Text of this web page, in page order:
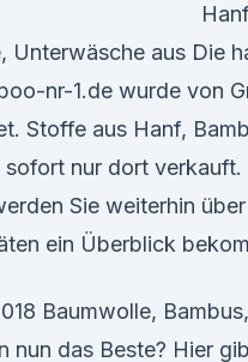
Unterwäsche aus Die
nr-1.de wurde von
Stoffe aus Hanf,
sofort nur dort
Sie weiterhin
ein Überblick
Baumwolle,
nun das Beste? Hier